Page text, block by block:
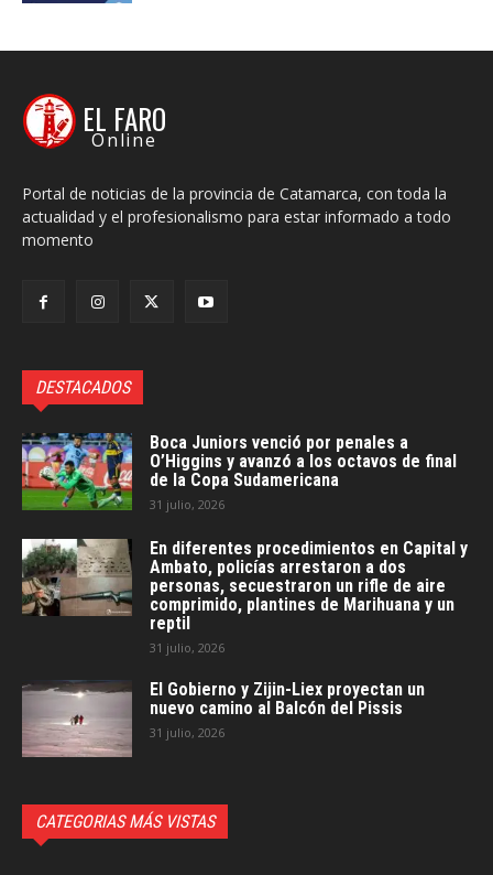
EL FARO
Online
Portal de noticias de la provincia de Catamarca, con toda la
actualidad y el profesionalismo para estar informado a todo
momento
DESTACADOS
Boca Juniors venció por penales a
O’Higgins y avanzó a los octavos de final
de la Copa Sudamericana
31 julio, 2026
En diferentes procedimientos en Capital y
Ambato, policías arrestaron a dos
personas, secuestraron un rifle de aire
comprimido, plantines de Marihuana y un
reptil
31 julio, 2026
El Gobierno y Zijin-Liex proyectan un
nuevo camino al Balcón del Pissis
31 julio, 2026
CATEGORIAS MÁS VISTAS